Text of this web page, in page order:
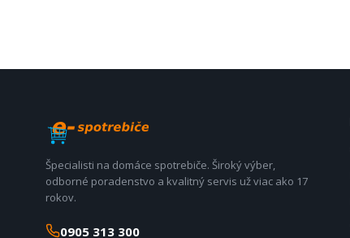
Špecialisti na domáce spotrebiče. Široký výber,
odborné poradenstvo a kvalitný servis už viac ako 17
rokov.
0905 313 300